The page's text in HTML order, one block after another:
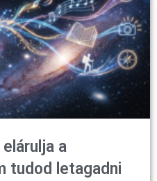
a
tudod letagadni